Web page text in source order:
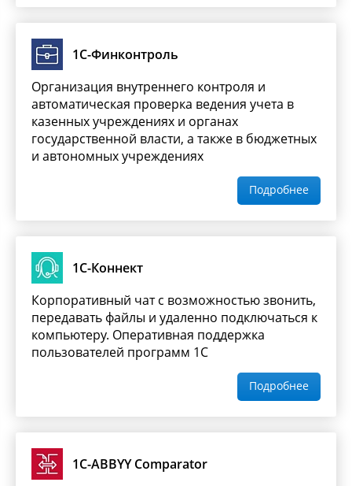
1С-Финконтроль
Организация внутреннего контроля и
автоматическая проверка ведения учета в
казенных учреждениях и органах
государственной власти, а также в бюджетных
и автономных учреждениях
Подробнее
1С-Коннект
Корпоративный чат с возможностью звонить,
передавать файлы и удаленно подключаться к
компьютеру. Оперативная поддержка
пользователей программ 1С
Подробнее
1C-ABBYY Comparator